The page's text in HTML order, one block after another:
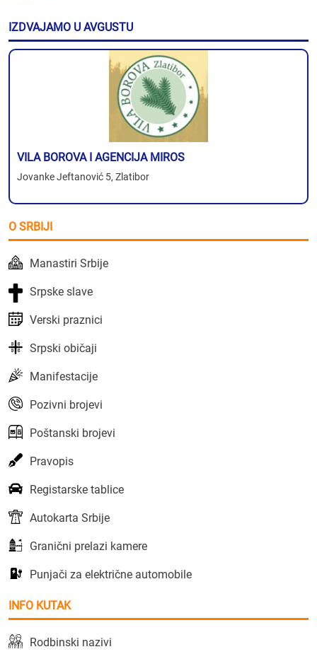
IZDVAJAMO U AVGUSTU
VILA BOROVA I AGENCIJA MIROS
Jovanke Jeftanović 5, Zlatibor
O SRBIJI
Manastiri Srbije
Srpske slave
Verski praznici
Srpski običaji
Manifestacije
Pozivni brojevi
Poštanski brojevi
Pravopis
Registarske tablice
Autokarta Srbije
Granični prelazi kamere
Punjači za električne automobile
INFO KUTAK
Rodbinski nazivi